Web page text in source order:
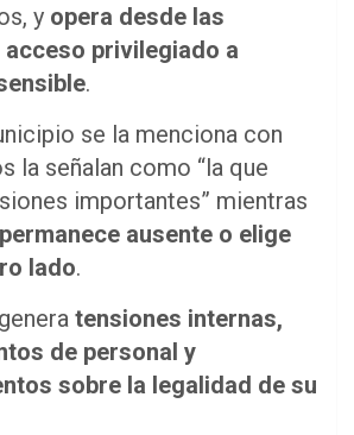
y opera desde las
privilegiado a
.
se la menciona con
la señalan como “la que
importantes” mientras
permanece ausente o elige
lado.
tensiones internas,
de personal y
sobre la legalidad de su